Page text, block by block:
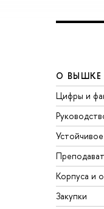
О ВЫШКЕ
Цифры и
Корпуса и
Закупки